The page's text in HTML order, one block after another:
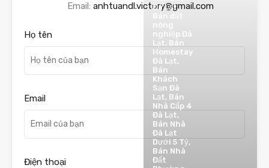
Email: anhtuandl.victory@gmail.com
Họ tên
Email
Điện thoại
Đà Lạt,
Bán đất
nông
nghiệp Đà
Lạt, Bán
Homestay
Đà Lạt,
Bán
Khách
Sạn Đà
Lạt, Bán
Nhà Cấp 4
Đà Lạt,
Bán Nhà
Đà Lạt
Dưới 5 Tỷ,
Bán Nhà
Đất